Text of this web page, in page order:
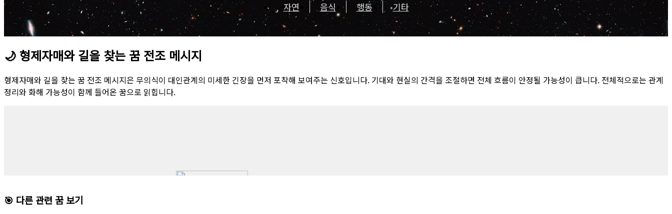
자연 음식 행동 기타
🌙 형제자매와 길을 찾는 꿈 전조 메시지
형제자매와 길을 찾는 꿈 전조 메시지은 무의식이 대인관계의 미세한 긴장을 먼저 포착해 보여주는 신호입니다. 기대와 현실의 간격을 조절하면 전체 흐름이 안정될 가능성이 큽니다. 전체적으로는 관계
정리와 화해 가능성이 함께 들어온 꿈으로 읽힙니다.
🎯 다른 관련 꿈 보기